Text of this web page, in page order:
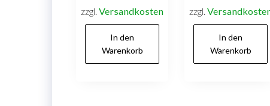
zzgl.Versandkosten
In den
Warenkorb
zzgl.
In den
Warenkorb